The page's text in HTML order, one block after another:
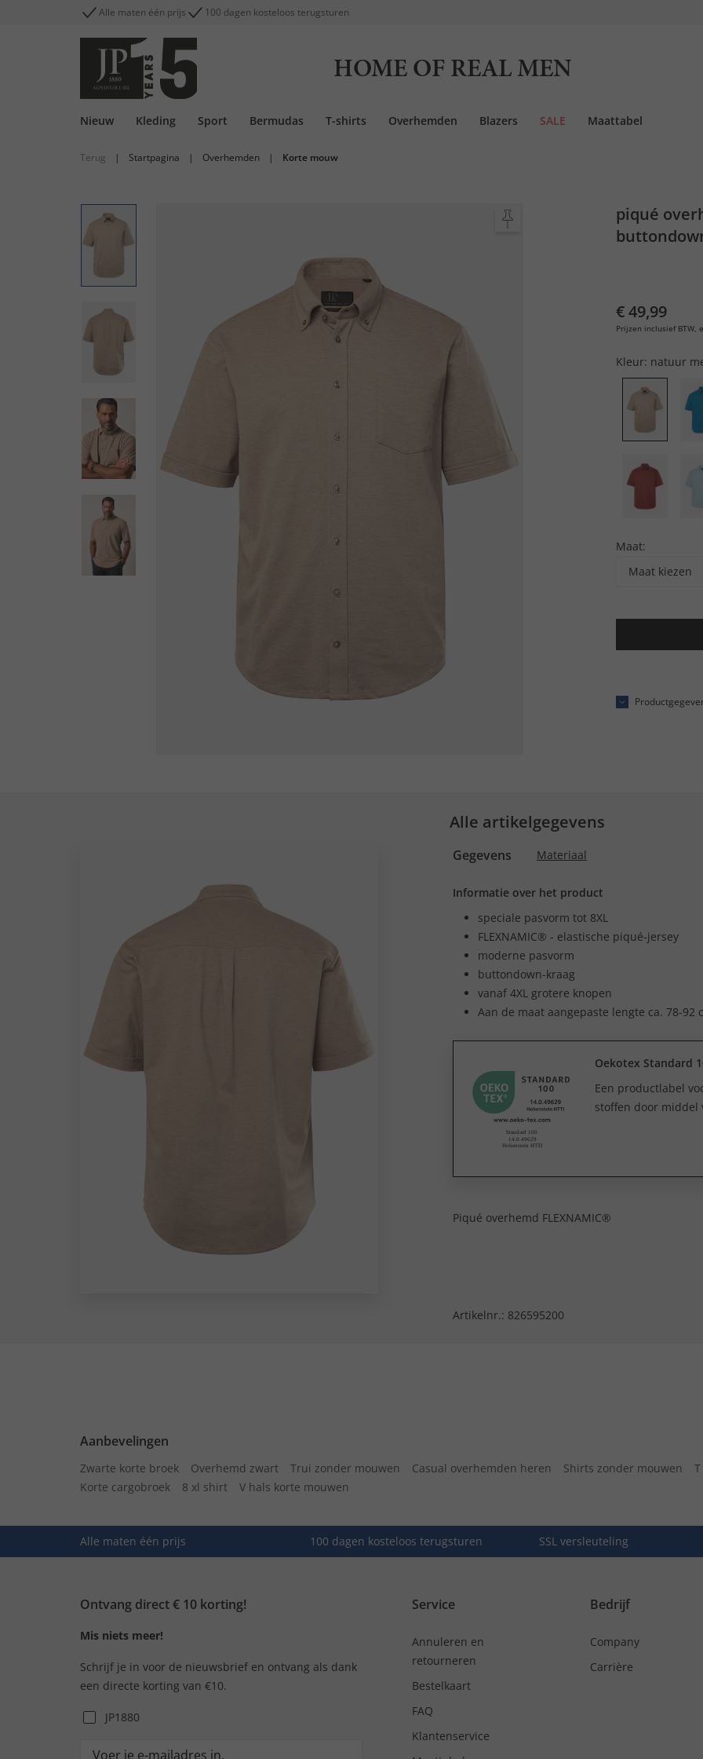
Alle maten één prijs 100 dagen kosteloos terugsturen
HOME OF REAL MEN
Nieuw Kleding Sport Bermudas T-shirts Overhemden Blazers SALE Maattabel
Terug | Startpagina | Overhemden | Korte mouw
piqué
€ 49,99
Prijzen inclusief BTW,
Kleur: natuur
Maat:
Maat kiezen
Alle artikelgegevens
Gegevens Materiaal
Informatie over het product
speciale pasvorm tot 8XL
FLEXNAMIC® - elastische piqué-jersey
moderne pasvorm
buttondown-kraag
vanaf 4XL grotere knopen
Aan de maat aangepaste lengte ca. 78-92
Oekotex Standard
Een productlabel
stoffen door middel
Piqué overhemd FLEXNAMIC®
Artikelnr.: 826595200
Aanbevelingen
Zwarte korte broek Overhemd zwart Trui zonder mouwen Casual overhemden heren Shirts zonder mouwen
Korte cargobroek
8 xl shirt V hals korte mouwen
Alle maten één prijs 100 dagen kosteloos terugsturen SSL versleuteling
Ontvang direct € 10 korting!
Mis niets meer!
Schrijf je in voor de nieuwsbrief en ontvang als dank
een directe korting van €10.
JP1880
Service
Annuleren en
retourneren
Bestelkaart
FAQ
Klantenservice
Bedrijf
Company
Carrière